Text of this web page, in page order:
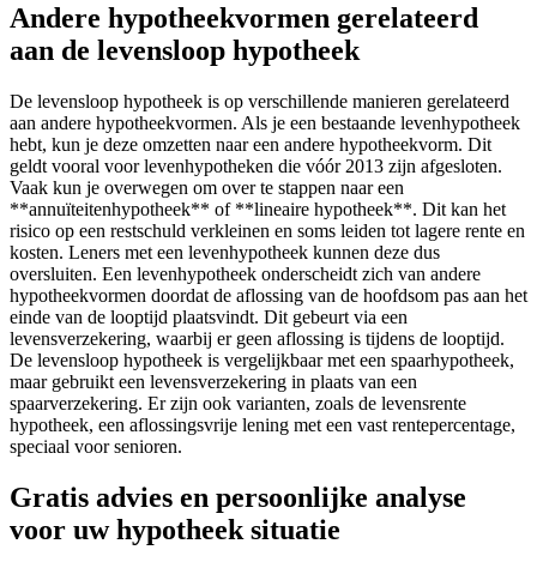
Andere hypotheekvormen gerelateerd
aan de levensloop hypotheek
De levensloop hypotheek is op verschillende manieren gerelateerd
aan andere hypotheekvormen. Als je een bestaande levenhypotheek
hebt, kun je deze omzetten naar een andere hypotheekvorm. Dit
geldt vooral voor levenhypotheken die vóór 2013 zijn afgesloten.
Vaak kun je overwegen om over te stappen naar een
**annuïteitenhypotheek** of **lineaire hypotheek**. Dit kan het
risico op een restschuld verkleinen en soms leiden tot lagere rente en
kosten. Leners met een levenhypotheek kunnen deze dus
oversluiten. Een levenhypotheek onderscheidt zich van andere
hypotheekvormen doordat de aflossing van de hoofdsom pas aan het
einde van de looptijd plaatsvindt. Dit gebeurt via een
levensverzekering, waarbij er geen aflossing is tijdens de looptijd.
De levensloop hypotheek is vergelijkbaar met een spaarhypotheek,
maar gebruikt een levensverzekering in plaats van een
spaarverzekering. Er zijn ook varianten, zoals de levensrente
hypotheek, een aflossingsvrije lening met een vast rentepercentage,
speciaal voor senioren.
Gratis advies en persoonlijke analyse
voor uw hypotheek situatie